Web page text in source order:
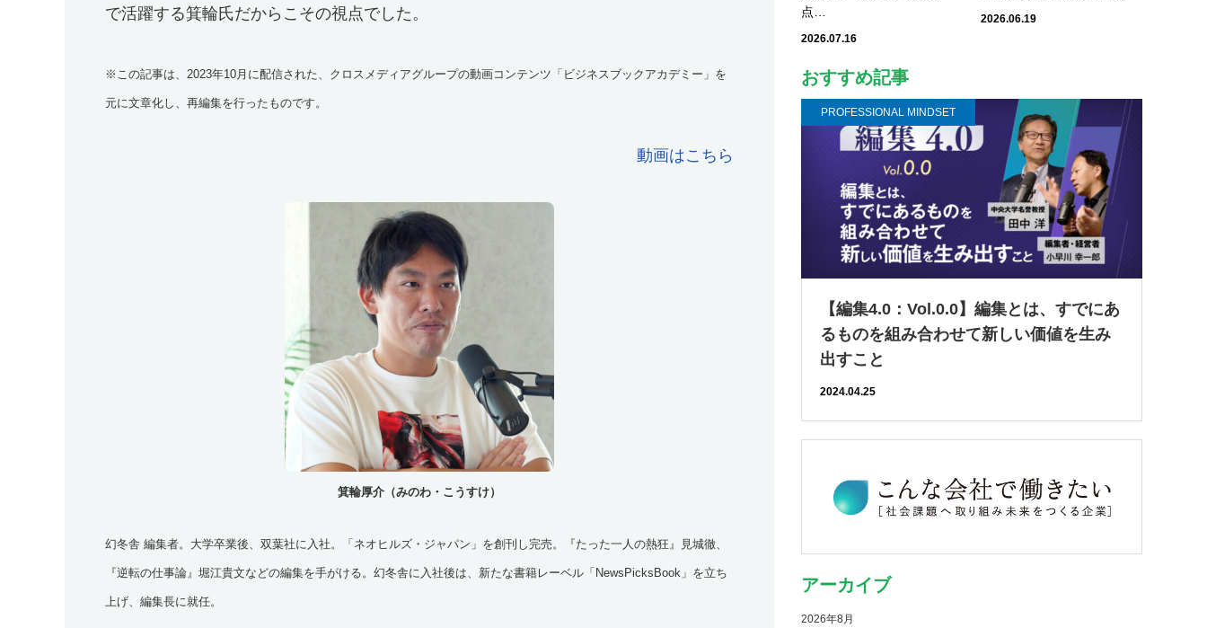
で活躍する箕輪氏だからこその視点でした。
※この記事は、2023年10月に配信された、クロスメディアグループの動画コンテンツ「ビジネスブックアカデミー」を
元に文章化し、再編集を行ったものです。
動画はこちら
箕輪厚介（みのわ・こうすけ）
幻冬舎 編集者。大学卒業後、双葉社に入社。「ネオヒルズ・ジャパン」を創刊し完売。『たった一人の熱狂』見城徹、
『逆転の仕事論』堀江貴文などの編集を手がける。幻冬舎に入社後は、新たな書籍レーベル「NewsPicksBook」を立ち
上げ、編集長に就任。
点…
2026.07.16
2026.06.19
おすすめ記事
PROFESSIONAL MINDSET
【編集4.0：Vol.0.0】編集とは、すでにあ
るものを組み合わせて新しい価値を生み
出すこと
2024.04.25
アーカイブ
2026年8月